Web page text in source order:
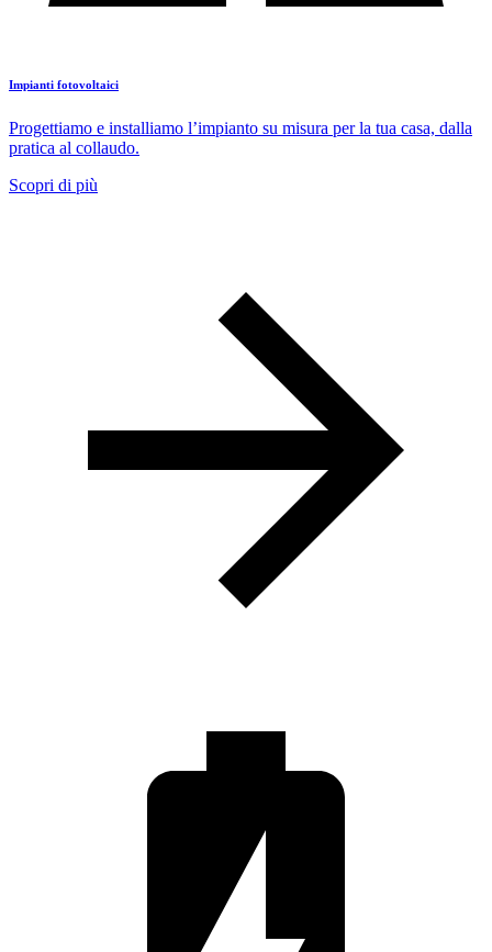
Impianti fotovoltaici
Progettiamo e installiamo l’impianto su misura per la tua casa, dalla
pratica al collaudo.
Scopri di più